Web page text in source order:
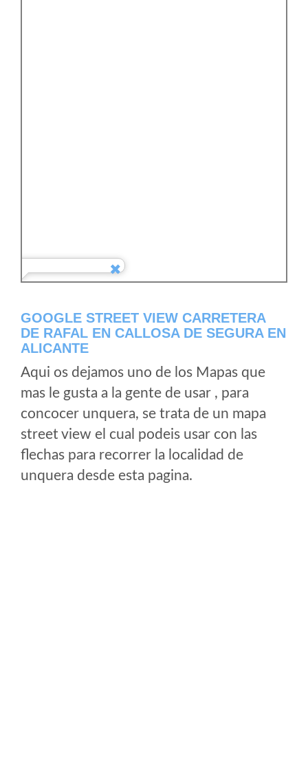
GOOGLE STREET VIEW CARRETERA
DE RAFAL EN CALLOSA DE SEGURA EN
ALICANTE
Aqui os dejamos uno de los Mapas que
mas le gusta a la gente de usar , para
concocer unquera, se trata de un mapa
street view el cual podeis usar con las
flechas para recorrer la localidad de
unquera desde esta pagina.